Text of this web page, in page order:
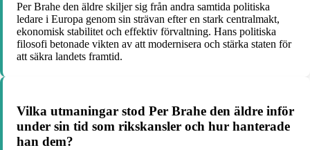
Per Brahe den äldre skiljer sig från andra samtida politiska
ledare i Europa genom sin strävan efter en stark centralmakt,
ekonomisk stabilitet och effektiv förvaltning. Hans politiska
filosofi betonade vikten av att modernisera och stärka staten för
att säkra landets framtid.
Vilka utmaningar stod Per Brahe den äldre inför
under sin tid som rikskansler och hur hanterade
han dem?